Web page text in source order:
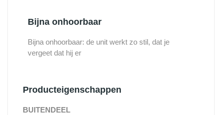
Bijna onhoorbaar
Bijna onhoorbaar: de unit werkt zo stil, dat je
vergeet dat hij er
Producteigenschappen
BUITENDEEL